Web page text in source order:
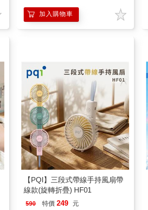
加入購物車
【PQI】三段式帶線手持風扇帶
線款(旋轉折疊) HF01
590 特價 249 元